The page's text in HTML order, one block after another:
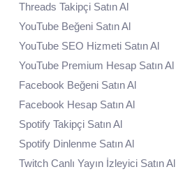
Threads Takipçi Satın Al
YouTube Beğeni Satın Al
YouTube SEO Hizmeti Satın Al
YouTube Premium Hesap Satın Al
Facebook Beğeni Satın Al
Facebook Hesap Satın Al
Spotify Takipçi Satın Al
Spotify Dinlenme Satın Al
Twitch Canlı Yayın İzleyici Satın Al